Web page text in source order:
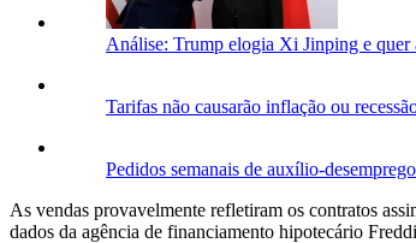
Análise: Trump elogia Xi Jinping e quer
Tarifas não causarão inflação ou
Pedidos semanais de auxílio-
As vendas provavelmente refletiram os contratos
dados da agência de financiamento hipotecário